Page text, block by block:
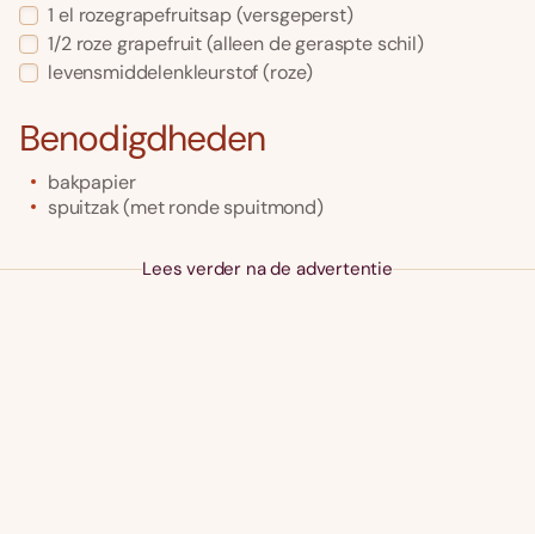
1 el rozegrapefruitsap(versgeperst)
1/2 roze grapefruit(alleen de geraspte schil)
levensmiddelenkleurstof(roze)
Benodigdheden
bakpapier
spuitzak (met ronde spuitmond)
Lees verder na de advertentie